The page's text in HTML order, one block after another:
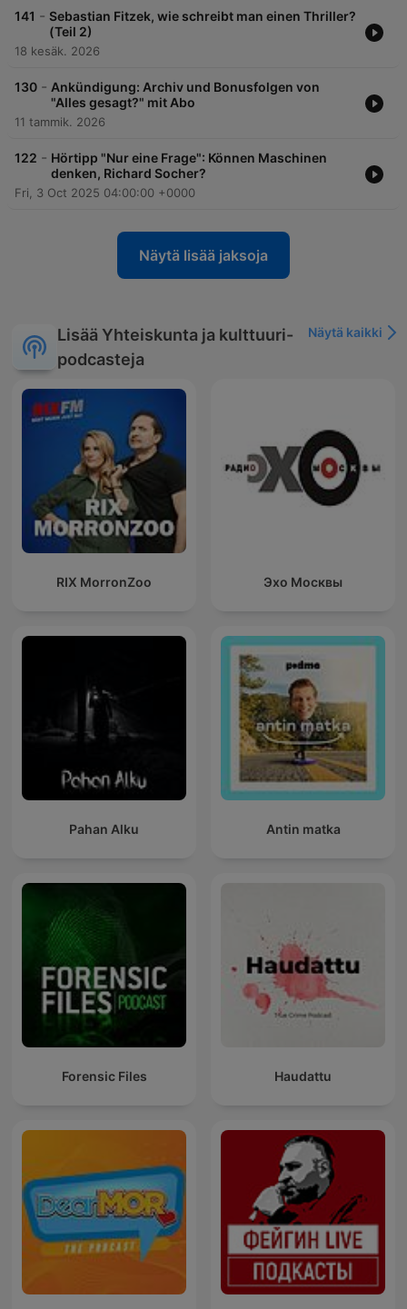
141 - Sebastian Fitzek, wie schreibt man einen Thriller?
(Teil 2)
18 kesäk. 2026
130 - Ankündigung: Archiv und Bonusfolgen von
"Alles gesagt?" mit Abo
11 tammik. 2026
122 - Hörtipp "Nur eine Frage": Können Maschinen
denken, Richard Socher?
Fri, 3 Oct 2025 04:00:00 +0000
Näytä lisää jaksoja
Lisää Yhteiskunta ja kulttuuri-
podcasteja
Näytä kaikki
RIX MorronZoo Эхо Москвы
Pahan Alku Antin matka
Forensic Files Haudattu